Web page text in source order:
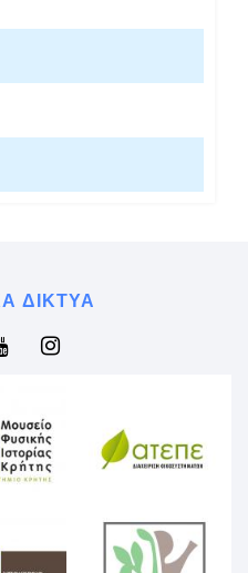
ΔΊΚΤΥΑ